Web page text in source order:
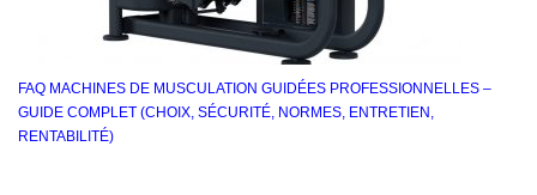
FAQ MACHINES DE MUSCULATION GUIDÉES PROFESSIONNELLES –
GUIDE COMPLET (CHOIX, SÉCURITÉ, NORMES, ENTRETIEN,
RENTABILITÉ)